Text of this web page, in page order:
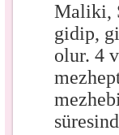
Maliki,
gidip,
olur. 4